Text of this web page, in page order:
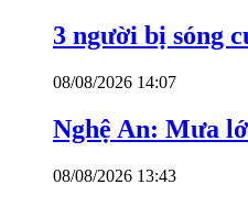
3 người bị sóng
08/08/2026 14:07
Nghệ An: Mưa
08/08/2026 13:43